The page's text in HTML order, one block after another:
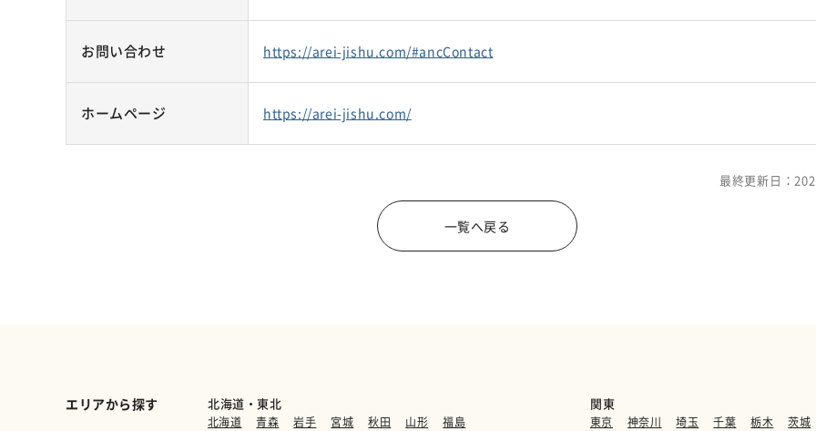
お問い合わせ https://arei-jishu.com/#ancContact
ホームページ https://arei-jishu.com/
最終更新日：
一覧へ戻る
エリアから探す 北海道・東北
北海道 青森 岩手 宮城 秋田 山形 福島
関東
東京 神奈川 埼玉 千葉 栃木 茨城